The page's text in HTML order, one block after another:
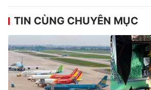
TIN CÙNG CHUYÊN MỤC